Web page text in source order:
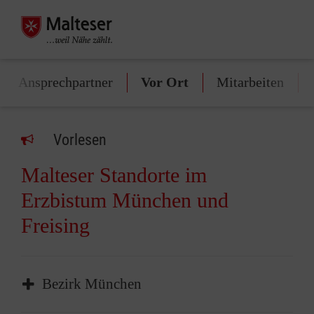
Ansprechpartner Vor Ort Mitarbeiten
Vorlesen
Malteser Standorte im
Erzbistum München und
Freising
Bezirk München